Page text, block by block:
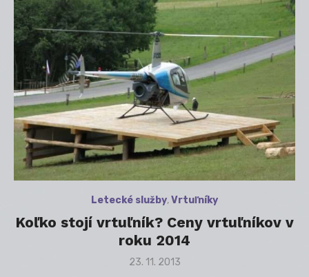
Letecké služby,Vrtuľníky
Koľko stojí vrtuľník? Ceny vrtuľníkov v
roku 2014
Posted
23. 11. 2013